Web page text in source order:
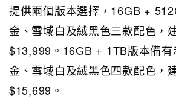
提供兩個版本選擇，16GB +
金、雪域白及絨黑色三款配色，
$13,999。16GB + 1TB版本備有
金、雪域白及絨黑色四款配色，
$15,699。